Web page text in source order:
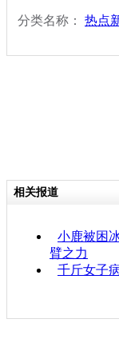
分类名称： 热点
相关报道
小鹿被困
臂之力
千斤女子